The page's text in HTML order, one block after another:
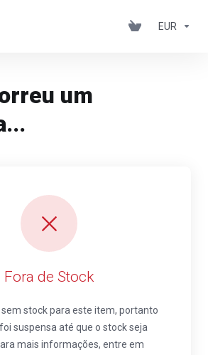
EUR
um
Fora de Stock
sem stock para este item, portanto
suspensa até que o stock seja
mais informações, entre em